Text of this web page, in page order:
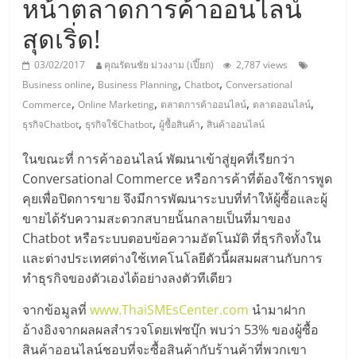
เอ
ส
เอ็
มอี
ไทย,
SMEs,
แฟ
รน
หน้าตลาดการค้าออนไลน์
สุดเริ่ด!
03/02/2017 คุณรัตนชัย ม่วงงาม (เปี๊ยก)
2,787 views
Business online, Business Planning,Chatbot,Conversational
Commerce,Online Marketing, ตลาดการค้าออนไลน์, ตลาดออนไลน์,
ธุรกิจChatbot, ธุรกิจใช้Chatbot,ผู้ซื้อสินค้า,สินค้าออนไลน์
ในขณะที่ การค้าออนไลน์ พัฒนาเข้าสู่ยุคที่เรียกว่า
Conversational Commerce หรือการค้าที่ต้องใช้การพูด
คุยเพื่อปิดการขาย จึงมีการพัฒนาระบบที่ทำให้ผู้ซื้อและผู้
ขายได้รับความสะดวกสบายนั้นกลายเป็นที่มาของ
Chatbot หรือระบบตอบข้อความอัตโนมัติ ที่ธุรกิจทั้งใน
และต่างประเทศต่างใช้เทคโนโลยีตัวนี้ผสมผสานกับการ
ทำธุรกิจของตัวเองได้อย่างลงตัวทีเดียว
จากข้อมูลที่www.ThaiSMEsCenter.com นำมาฝาก
อ้างอิงจากผลผลสำรวจโดยเฟซบุ๊ก พบว่า 53% ของผู้ซื้อ
สินค้าออนไลน์ชอบที่จะซื้อสินค้ากับร้านค้าที่พวกเขา